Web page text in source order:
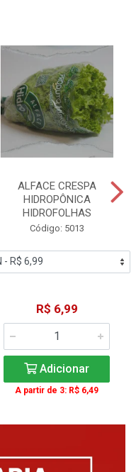
ALFACE CRESPA
HIDROPÔNICA
HIDROFOLHAS
Código: 5013
R$ 6,99
Adicionar
A partir de 3: R$ 6,49